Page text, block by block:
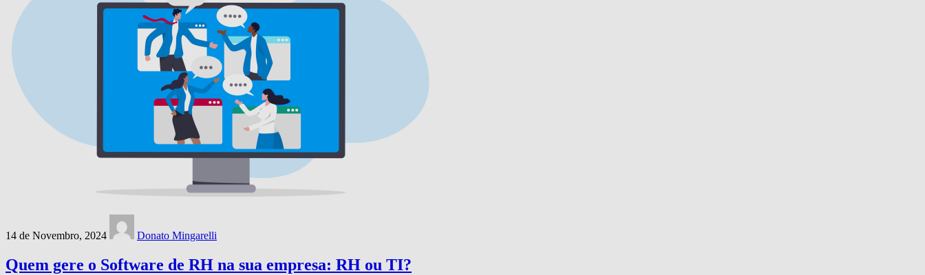
14 de Novembro, 2024 Donato Mingarelli
Quem gere o Software de RH na sua empresa: RH ou TI?